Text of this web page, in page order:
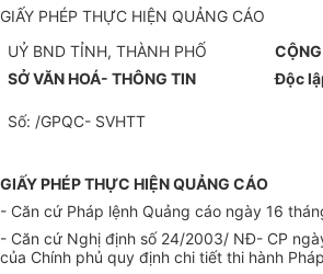
GIẤY PHÉP THỰC HIỆN QUẢNG CÁO
UỶ BND TỈNH, THÀNH PHỐ
SỞ VĂN HOÁ- THÔNG TIN
Độc
Số: /GPQC- SVHTT
GIẤY PHÉP THỰC HIỆN QUẢNG CÁO
- Căn cứ Pháp lệnh Quảng cáo ngày 16
- Căn cứ Nghị định số 24/2003/ NĐ- CP
của Chính phủ quy định chi tiết thi hành